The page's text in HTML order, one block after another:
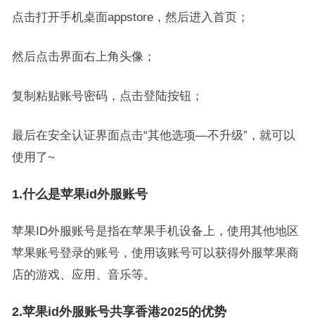
点击打开手机桌面appstore，然后进入首页；
然后点击界面右上角头像；
复制粘贴账号密码，点击登陆按钮；
最后在安全认证界面点击“其他选项—不升级”，就可以
使用了~
1.什么是苹果id外服账号
苹果ID外服账号是指在苹果手机设备上，使用其他地区
苹果账号登录的账号，使用该账号可以获得外服苹果商
店的游戏、应用、音乐等。
2.苹果id外服账号共享香港2025的优势